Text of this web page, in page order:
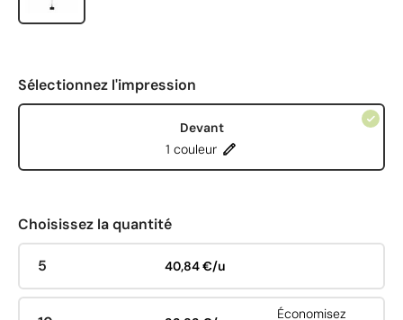
Sélectionnez l'impression
Devant
1 couleur
Choisissez la quantité
5 40,84 €/u
Économisez